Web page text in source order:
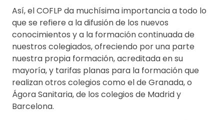
Así, el COFLP da muchísima importancia a todo lo
que se refiere a la difusión de los nuevos
conocimientos y a la formación continuada de
nuestros colegiados, ofreciendo por una parte
nuestra propia formación, acreditada en su
mayoría, y tarifas planas para la formación que
realizan otros colegios como el de Granada, o
Ágora Sanitaria, de los colegios de Madrid y
Barcelona.